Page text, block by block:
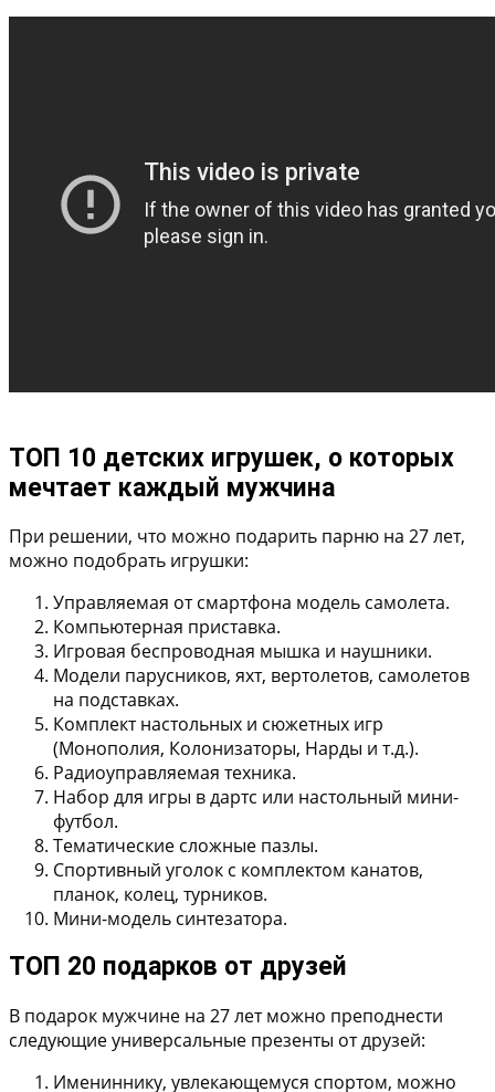
ТОП 10 детских игрушек, о которых
мечтает каждый мужчина
При решении, что можно подарить парню на 27 лет,
можно подобрать игрушки:
Управляемая от смартфона модель самолета.
Компьютерная приставка.
Игровая беспроводная мышка и наушники.
Модели парусников, яхт, вертолетов, самолетов
на подставках.
Комплект настольных и сюжетных игр
(Монополия, Колонизаторы, Нарды и т.д.).
Радиоуправляемая техника.
Набор для игры в дартс или настольный мини-
футбол.
Тематические сложные пазлы.
Спортивный уголок с комплектом канатов,
планок, колец, турников.
Мини-модель синтезатора.
ТОП 20 подарков от друзей
В подарок мужчине на 27 лет можно преподнести
следующие универсальные презенты от друзей:
Имениннику, увлекающемуся спортом, можно